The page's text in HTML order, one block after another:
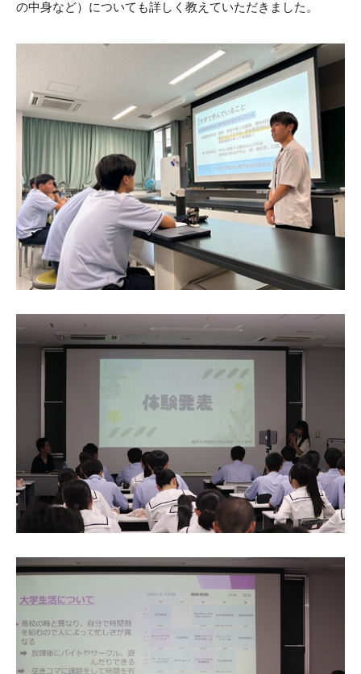
の中身など）についても詳しく教えていただきました。